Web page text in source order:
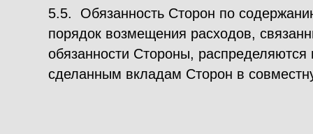
5.5. Обязанность Сторон по
порядок возмещения расходов,
обязанности Стороны, распределяются
сделанным вкладам Сторон в